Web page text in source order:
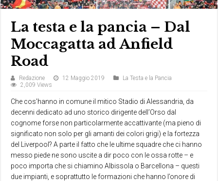
La testa e la pancia – Dal
Moccagatta ad Anfield
Road
Redazione 12 Maggio 2019
La Testa e la Pancia
2,009 Views
Che cos’hanno in comune il mitico Stadio di Alessandria, da
decenni dedicato ad uno storico dirigente dell’Orso dal
cognome forse non particolarmente accattivante (ma pieno di
significato non solo per gli amanti dei colori grigi) e la fortezza
del Liverpool? A parte il fatto che le ultime squadre che ci hanno
messo piede ne sono uscite a dir poco con le ossa rotte – e
poco importa che si chiamino Albissola o Barcellona – questi
due impianti, e soprattutto le formazioni che hanno l’onore di